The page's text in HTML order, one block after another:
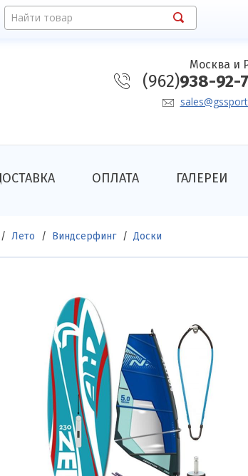
Найти товар
Москва и
(962)938-92-
ОПЛАТА ГАЛЕРЕИ
Лето Виндсерфинг Доски